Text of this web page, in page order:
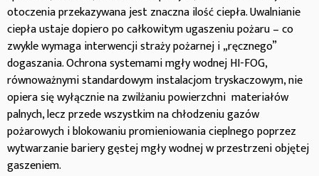
otoczenia przekazywana jest znaczna ilość ciepła. Uwalnianie
ciepła ustaje dopiero po całkowitym ugaszeniu pożaru – co
zwykle wymaga interwencji straży pożarnej i „ręcznego”
dogaszania. Ochrona systemami mgły wodnej HI-FOG,
równoważnymi standardowym instalacjom tryskaczowym, nie
opiera się wyłącznie na zwilżaniu powierzchni materiałów
palnych, lecz przede wszystkim na chłodzeniu gazów
pożarowych i blokowaniu promieniowania cieplnego poprzez
wytwarzanie bariery gęstej mgły wodnej w przestrzeni objętej
gaszeniem.